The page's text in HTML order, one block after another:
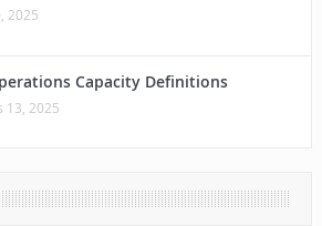
2025
Capacity Definitions
13, 2025